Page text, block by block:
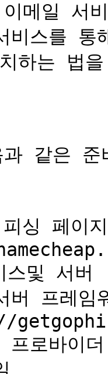
메일 서
비스를
하는 법
같은 준
및 서버